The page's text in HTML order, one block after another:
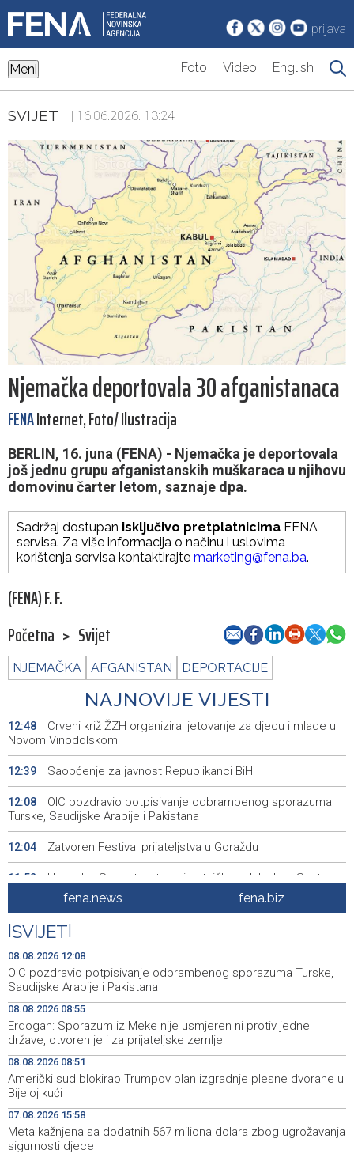
prijava
Meni Foto Video English
SVIJET | 16.06.2026. 13:24 |
Njemačka deportovala 30 afganistanaca
FENAInternet, Foto/ Ilustracija
BERLIN, 16. juna (FENA) - Njemačka je deportovala
još jednu grupu afganistanskih muškaraca u njihovu
domovinu čarter letom, saznaje dpa.
Sadržaj dostupan isključivo pretplatnicima FENA
servisa. Za više informacija o načinu i uslovima
korištenja servisa kontaktirajte marketing@fena.ba.
(FENA) F. F.
Početna > Svijet
NJEMAČKA AFGANISTAN DEPORTACIJE
NAJNOVIJE VIJESTI
12:48
Crveni križ ŽZH organizira ljetovanje za djecu i mlade u
Novom Vinodolskom
12:39 Saopćenje za javnost Republikanci BiH
12:08
OIC pozdravio potpisivanje odbrambenog sporazuma
Turske, Saudijske Arabije i Pakistana
12:04 Zatvoren Festival prijateljstva u Goraždu
11:52
Hrvatska: Sudar teretnog i putničkog vlaka kod Svetog
Ivana Žabnog, ima ozlijeđenih
11:44
Prometna nezgoda kod Udore, promet na cesti Stolac
– Neum potpuno obustavljen
11:27
'ELVIS, moj komšija' najbolji muzički dokumentarni film na
City film festu u Niškoj Banji
11:16
Zračna luka Split rekordna u Hrvatskoj sa 770 tisuća
putnika u srpnju
11:09
Svečani doček Zelenskog u Beogradu, u fokusu
razgovora odnosi Srbije i Ukrajine
10:54
Kongori
fena.news fena.biz
SVIJET
08.08.2026 12:08
OIC pozdravio potpisivanje odbrambenog sporazuma Turske,
Saudijske Arabije i Pakistana
08.08.2026 08:55
Erdogan: Sporazum iz Meke nije usmjeren ni protiv jedne
države, otvoren je i za prijateljske zemlje
08.08.2026 08:51
Američki sud blokirao Trumpov plan izgradnje plesne dvorane u
Bijeloj kući
07.08.2026 15:58
Meta kažnjena sa dodatnih 567 miliona dolara zbog ugrožavanja
sigurnosti djece